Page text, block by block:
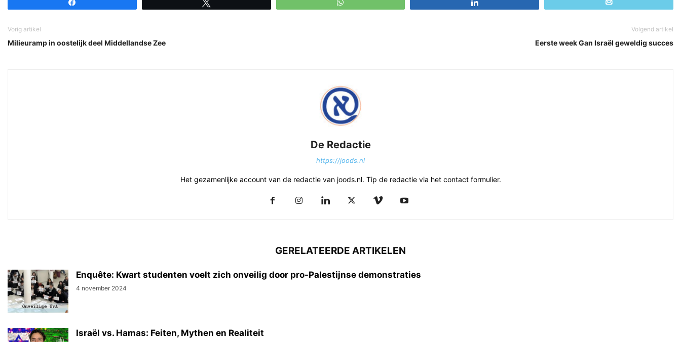
Vorig artikel
Milieuramp in oostelijk deel Middellandse Zee
Volgend artikel
Eerste week Gan Israël geweldig succes
De Redactie
https://joods.nl
Het gezamenlijke account van de redactie van joods.nl. Tip de redactie via het contact formulier.
GERELATEERDE ARTIKELEN
Enquête: Kwart studenten voelt zich onveilig door pro-Palestijnse demonstraties
4 november 2024
Israël vs. Hamas: Feiten, Mythen en Realiteit